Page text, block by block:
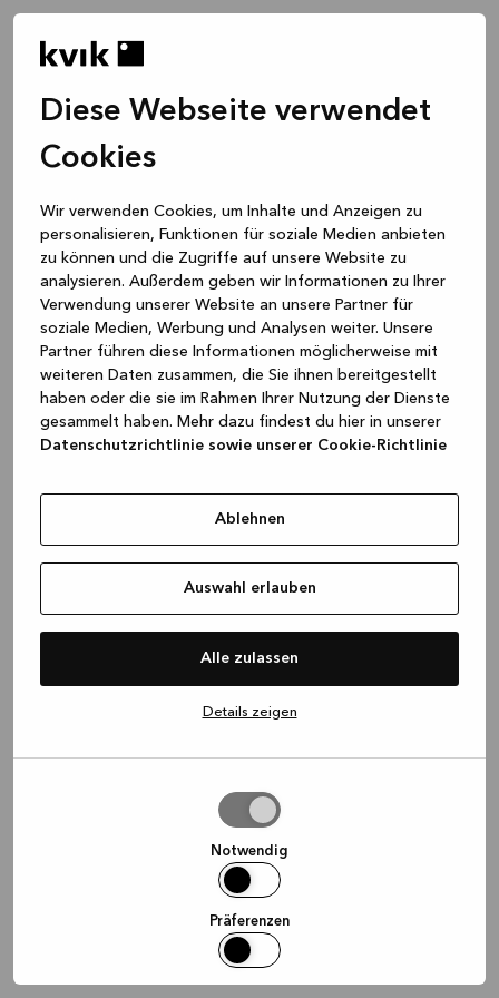
Diese Webseite verwendet
Cookies
Wir verwenden Cookies, um Inhalte und Anzeigen zu
personalisieren, Funktionen für soziale Medien anbieten
zu können und die Zugriffe auf unsere Website zu
analysieren. Außerdem geben wir Informationen zu Ihrer
Verwendung unserer Website an unsere Partner für
soziale Medien, Werbung und Analysen weiter. Unsere
Partner führen diese Informationen möglicherweise mit
weiteren Daten zusammen, die Sie ihnen bereitgestellt
haben oder die sie im Rahmen Ihrer Nutzung der Dienste
gesammelt haben. Mehr dazu findest du hier in unserer
Datenschutzrichtlinie sowie unserer Cookie-Richtlinie
Ablehnen
Auswahl erlauben
Alle zulassen
Details zeigen
Notwendig
Präferenzen
loadingwww.kvik.de (see the browser console for more
information)